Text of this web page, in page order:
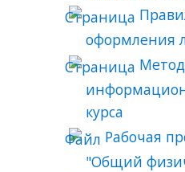
оформления
курса
Рабочая
"Общий